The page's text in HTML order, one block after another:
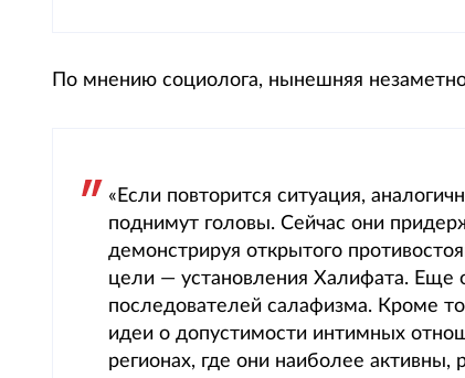
По мнению социолога, нынешняя
«Если повторится ситуация,
поднимут головы. Сейчас они
демонстрируя открытого
цели — установления Халифата. Еще
последователей салафизма. Кроме
идеи о допустимости интимных
регионах, где они наиболее активны,